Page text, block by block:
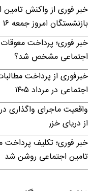
خبر فوری از واکنش
بازنشستگان امروز جمعه ۱۶ مرداد ۱۴۰۵
خبر فوری؛ پرداخت
اجتماعی مشخص شد؟
خبرفوری از پرداخت
اجتماعی در مرداد ۱۴۰۵
واقعیت ماجرای واگذاری
از دریای خزر
خبر فوری؛ تکلیف پرداخت
تامین اجتماعی روشن شد